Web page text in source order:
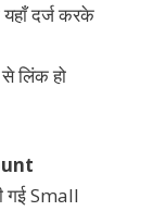
यहाँ दर्ज करके
लिंक हो
गई Small